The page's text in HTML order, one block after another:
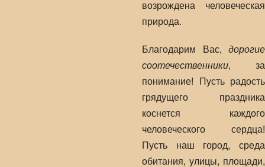
возрождена человеческая
природа.
Благодарим Вас, дорогие
соотечественники, за
понимание! Пусть радость
грядущего праздника
коснется каждого
человеческого сердца!
Пусть наш город, среда
обитания, улицы, площади,